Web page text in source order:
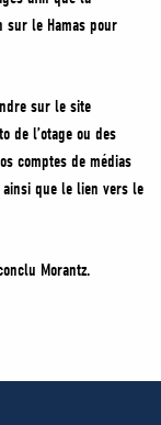
sur le Hamas pour
sur le site
de l’otage ou des
comptes de médias
ainsi que le lien vers le
Morantz.